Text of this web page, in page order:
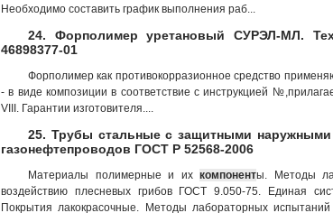
Необходимо составить график выполнения раб...
24. Форполимер уретановый СУРЭЛ-МЛ.
46898377-01
Форполимер как противокорразионное средство
- в виде композиции в соответствие с инструкцией
VIII. Гарантии изготовителя....
25. Трубы стальные с защитными
газонефтепроводов ГОСТ Р 52568-2006
Материалы полимерные и их компоненты. Методы
воздействию плесневых грибов ГОСТ 9.050-75. Единая
Покрытия лакокрасочные. Методы лабораторных